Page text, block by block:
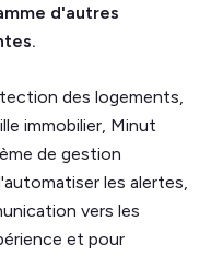
d'autres
des logements,
immobilier, Minut
de gestion
les alertes,
vers les
et pour